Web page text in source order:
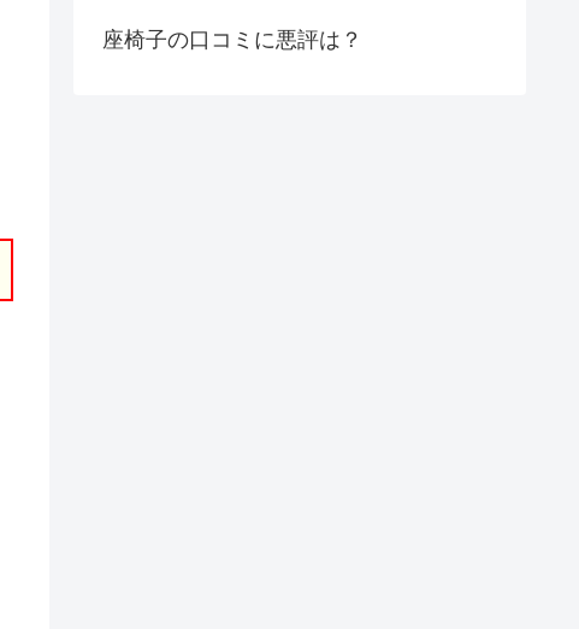
座椅子の口コミに悪評は？